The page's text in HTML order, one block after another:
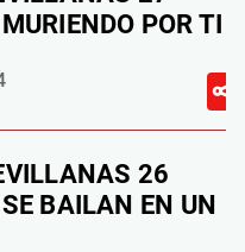
POR TI
26
BAILAN EN UN